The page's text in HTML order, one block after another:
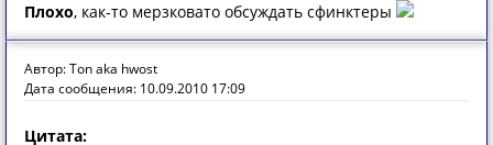
Плохо, как-то мерзковато обсуждать сфинктеры
Автор: Ton aka hwost
Дата сообщения: 10.09.2010 17:09
Цитата: